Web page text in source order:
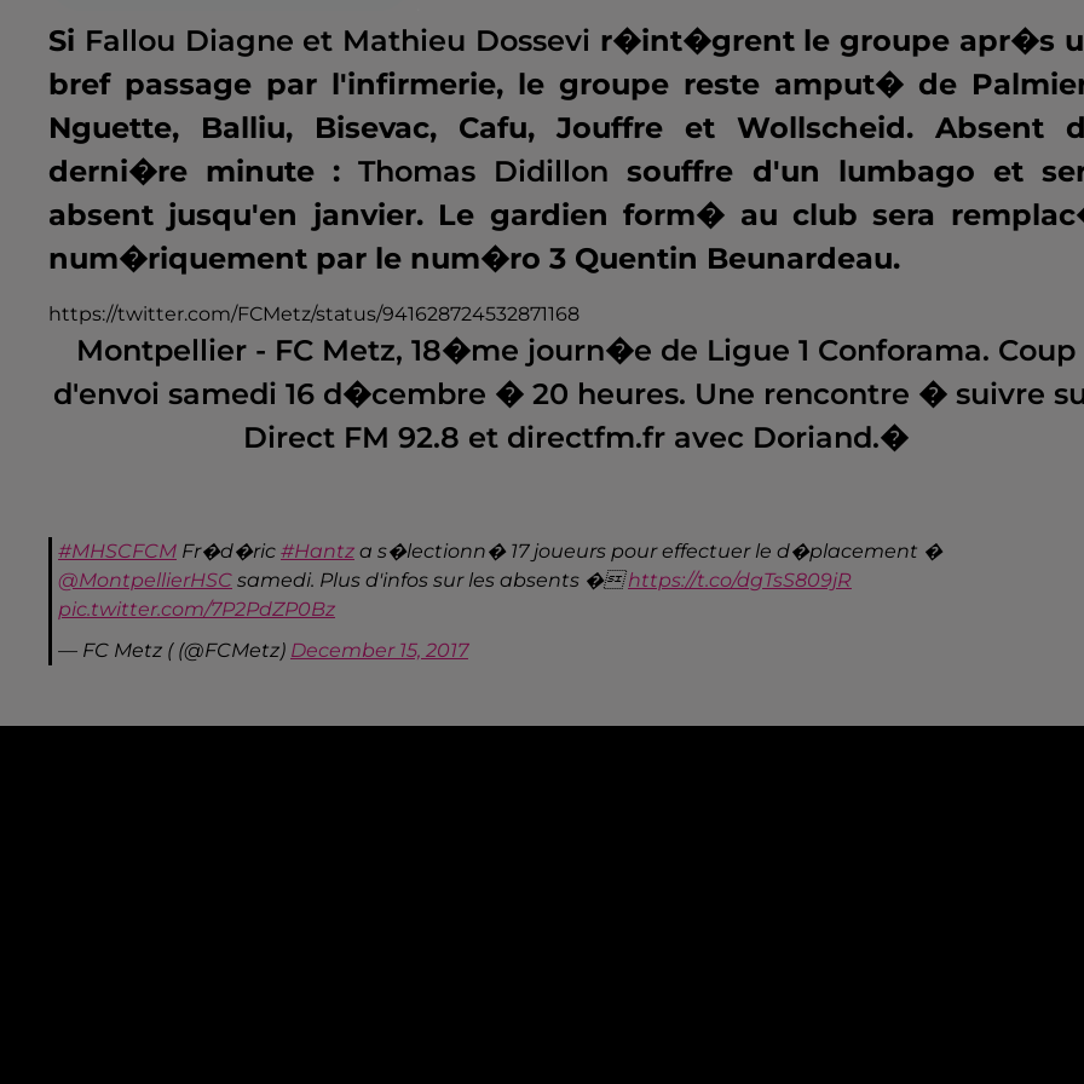
Si Fallou Diagne et Mathieu Dossevi r�int�grent le groupe apr�s
bref passage par l'infirmerie, le groupe reste amput� de
Nguette, Balliu, Bisevac, Cafu, Jouffre et Wollscheid. Absent
derni�re minute :Thomas Didillon souffre d'un lumbago et
absent jusqu'en janvier. Le gardien form� au club sera
num�riquement par le num�ro 3 Quentin Beunardeau.
https://twitter.com/FCMetz/status/941628724532871168
Montpellier - FC Metz, 18�me journ�e de Ligue 1 Conforama. Coup
d'envoi samedi 16 d�cembre � 20 heures. Une rencontre � suivre
Direct FM 92.8 et directfm.fr avec Doriand.�
#MHSCFCM Fr�d�ric #Hantz a s�lectionn� 17 joueurs pour effectuer le d�placement �
@MontpellierHSC samedi. Plus d'infos sur les absents �https://t.co/dgTsS809jR
pic.twitter.com/7P2PdZP0Bz
— FC Metz ( (@FCMetz) December 15, 2017